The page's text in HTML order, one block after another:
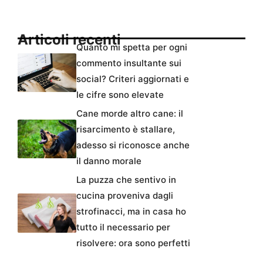
Articoli recentiQuanto mi spetta per ogni
commento insultante sui
social? Criteri aggiornati e
le cifre sono elevate
Cane morde altro cane: il
risarcimento è stallare,
adesso si riconosce anche
il danno morale
La puzza che sentivo in
cucina proveniva dagli
strofinacci, ma in casa ho
tutto il necessario per
risolvere: ora sono perfetti